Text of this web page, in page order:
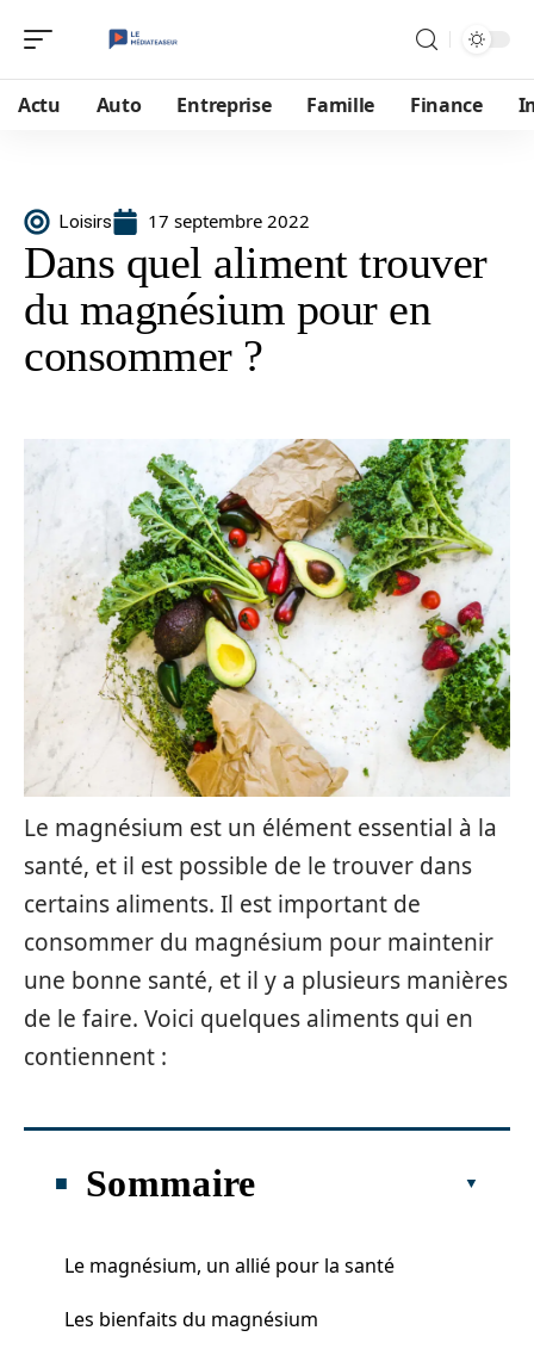
Actu Auto Entreprise Famille Finance
Loisirs 17 septembre 2022
Dans quel aliment trouver
du magnésium pour en
consommer ?
Le magnésium est un élément essential à la
santé, et il est possible de le trouver dans
certains aliments. Il est important de
consommer du magnésium pour maintenir
une bonne santé, et il y a plusieurs manières
de le faire. Voici quelques aliments qui en
contiennent :
Sommaire
Le magnésium, un allié pour la santé
Les bienfaits du magnésium